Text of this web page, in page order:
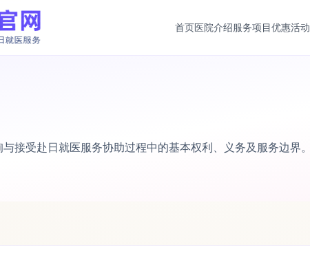
首页医院介绍服务项目优惠活动
接受赴日就医服务协助过程中的基本权利、义务及服务边界。